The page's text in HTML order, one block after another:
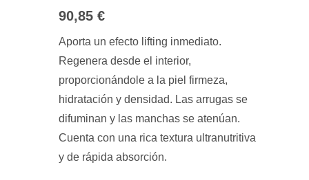
90,85 €
Aporta un efecto lifting inmediato.
Regenera desde el interior,
proporcionándole a la piel firmeza,
hidratación y densidad. Las arrugas se
difuminan y las manchas se atenúan.
Cuenta con una rica textura ultranutritiva
y de rápida absorción.